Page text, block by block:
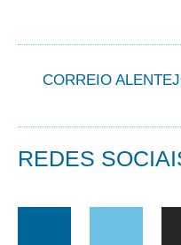
CORREIO
REDES